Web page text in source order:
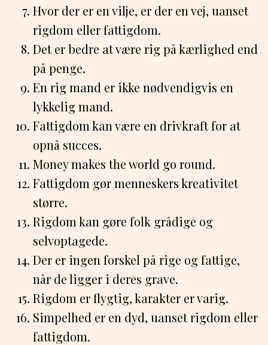
Hvor der er en vilje, er der en vej, uanset
rigdom eller fattigdom.
Det er bedre at være rig på kærlighed end
på penge.
En rig mand er ikke nødvendigvis en
lykkelig mand.
Fattigdom kan være en drivkraft for at
opnå succes.
Money makes the world go round.
Fattigdom gør menneskers kreativitet
større.
Rigdom kan gøre folk grådige og
selvoptagede.
Der er ingen forskel på rige og fattige,
når de ligger i deres grave.
Rigdom er flygtig, karakter er varig.
Simpelhed er en dyd, uanset rigdom eller
fattigdom.